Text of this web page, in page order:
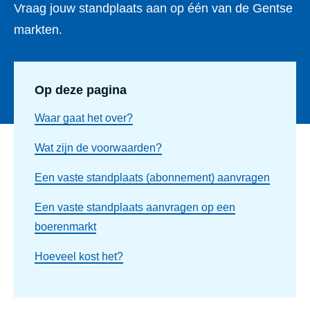
Vraag jouw standplaats aan op één van de Gentse
markten.
Op deze pagina
Waar gaat het over?
Wat zijn de voorwaarden?
Een vaste standplaats (abonnement) aanvragen
Een vaste standplaats aanvragen op een
boerenmarkt
Hoeveel kost het?